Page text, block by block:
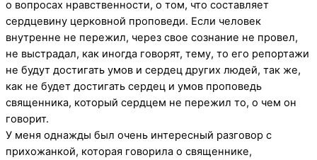
о вопросах нравственности, о том, что составляет
сердцевину церковной проповеди. Если человек
внутренне не пережил, через свое сознание не провел,
не выстрадал, как иногда говорят, тему, то его репортажи
не будут достигать умов и сердец других людей, так же,
как не будет достигать сердец и умов проповедь
священника, который сердцем не пережил то, о чем он
говорит.
У меня однажды был очень интересный разговор с
прихожанкой, которая говорила о священнике,